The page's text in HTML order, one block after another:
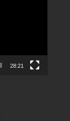
28:21